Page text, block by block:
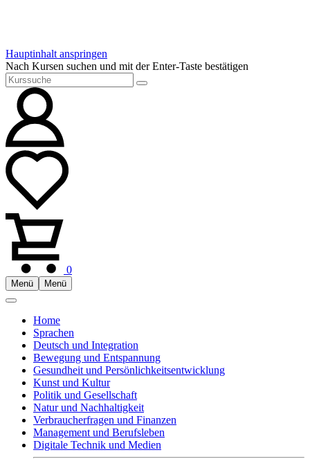
Hauptinhalt anspringen
Nach Kursen suchen und mit der Enter-Taste bestätigen
0
Menü Menü
Home
Sprachen
Deutsch und Integration
Bewegung und Entspannung
Gesundheit und Persönlichkeitsentwicklung
Kunst und Kultur
Politik und Gesellschaft
Natur und Nachhaltigkeit
Verbraucherfragen und Finanzen
Management und Berufsleben
Digitale Technik und Medien